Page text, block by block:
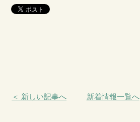
＜ 新しい記事へ 新着情報一覧へ